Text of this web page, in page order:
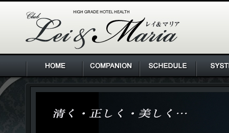
HIGH GRADE HOTEL HEALTH Lei & Maria クラブ レ
イ＆マリア